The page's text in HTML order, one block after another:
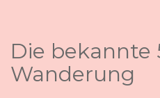
Die bekannte
Wanderung